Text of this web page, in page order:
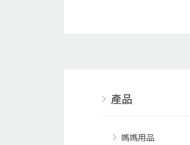
產品
媽媽用品